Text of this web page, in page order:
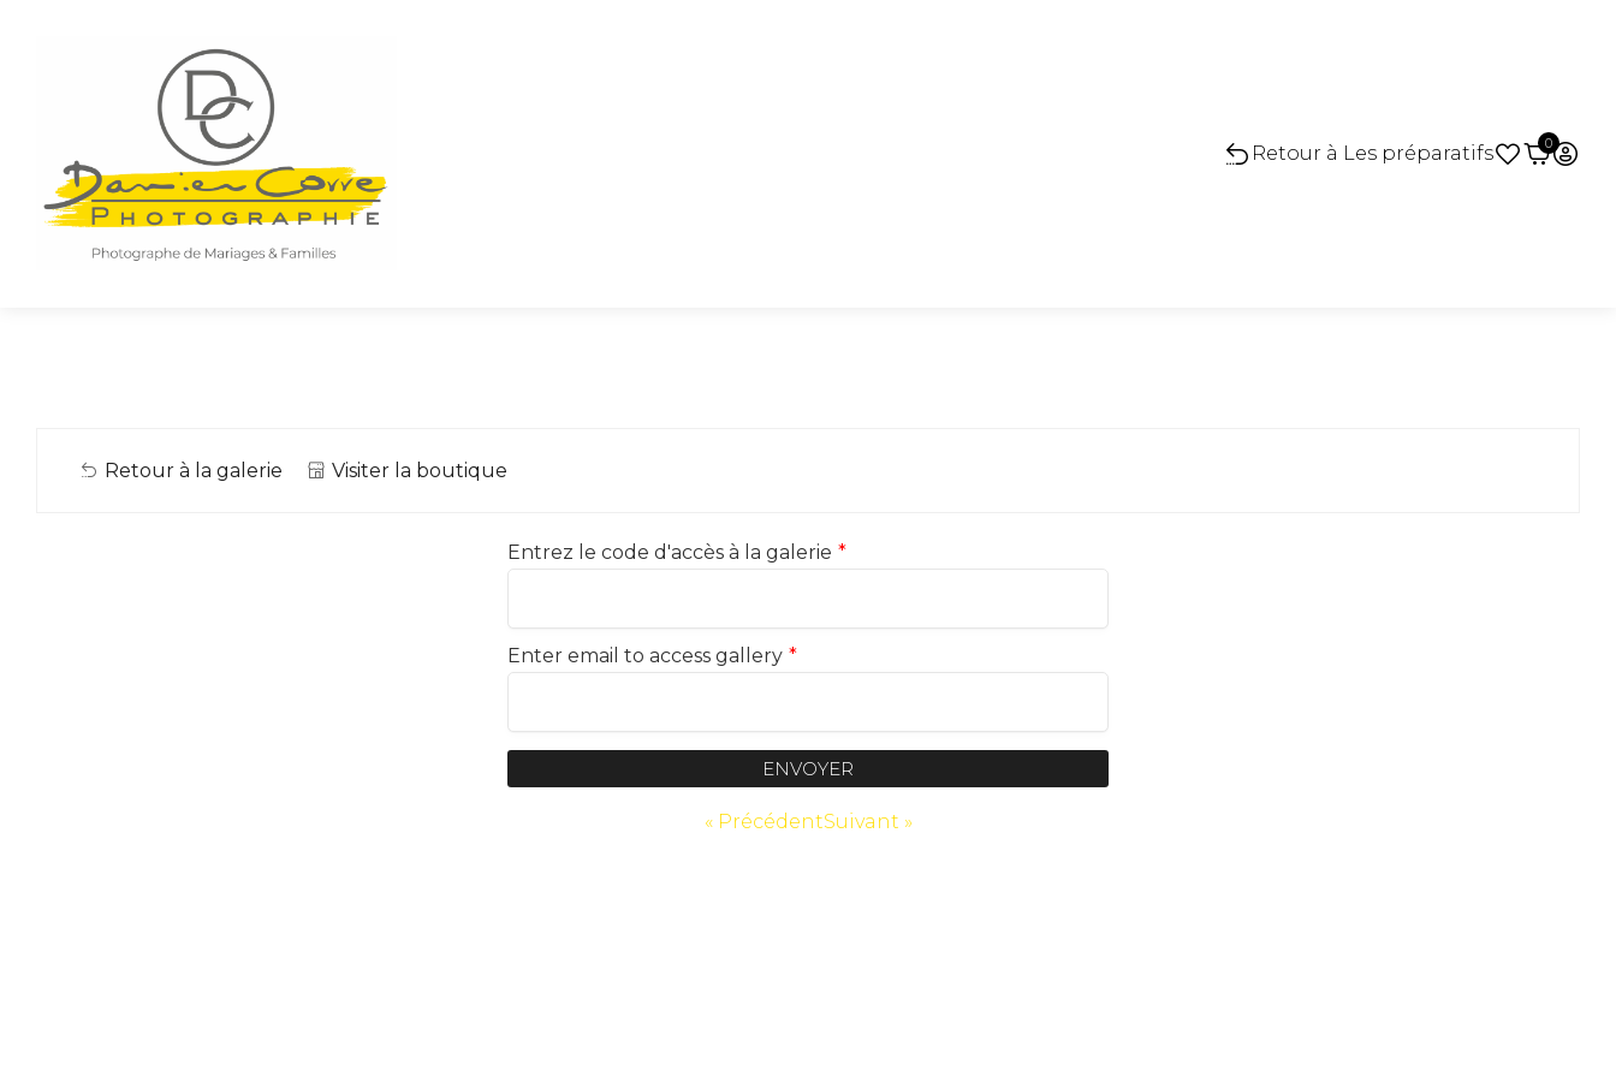
Retour à Les préparatifs 0
Retour à la galerie Visiter la boutique
Entrez le code d'accès à la galerie *
Enter email to access gallery *
ENVOYER
« PrécédentSuivant »